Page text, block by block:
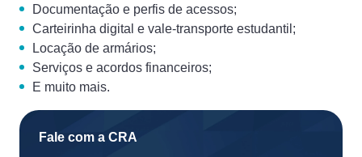
Documentação e perfis de acessos;
Carteirinha digital e vale-transporte estudantil;
Locação de armários;
Serviços e acordos financeiros;
E muito mais.
Fale com a CRA